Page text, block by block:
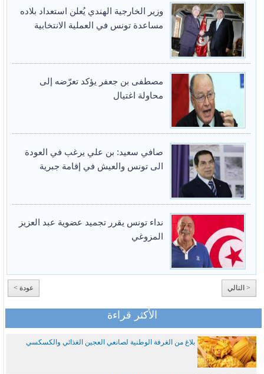
وزير الخارجية الهندي يُعلن استعداد بلاده
مساعدة تونس في العملية الانتخابية
مصطفى بن جعفر يؤكد تعرّضه إلى
محاولة اغتيال
صافي سعيد: بن علي يرغب في العودة
الى تونس والعيش في إقامة جبرية
نداء تونس يقرر تجميد عضوية عبد العزيز
المزوغي
عودة > < التالي
الأكثر قراءة
بلاغ من الغرفة الوطنية لصانعي العجين الغذائي والكسكسي